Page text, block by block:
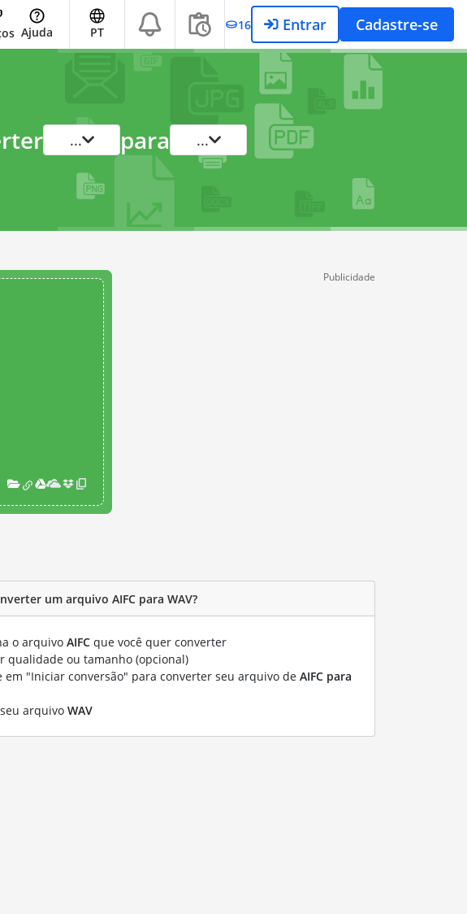
Ajuda PT 16 Entrar Cadastre-se
... para ...
Publicidade
um arquivo AIFC para WAV?
o arquivo AIFC que você quer converter
qualidade ou tamanho (opcional)
em "Iniciar conversão" para converter seu arquivo de AIFC para
arquivo WAV